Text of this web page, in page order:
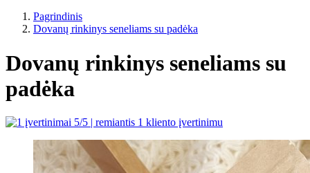
Pagrindinis
Dovanų rinkinys seneliams su padėka
Dovanų rinkinys seneliams su
padėka
5/5 | remiantis 1 kliento įvertinimu